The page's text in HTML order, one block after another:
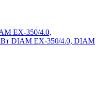
EX-350/4.0,
DIAM EX-350/4.0, DIAM